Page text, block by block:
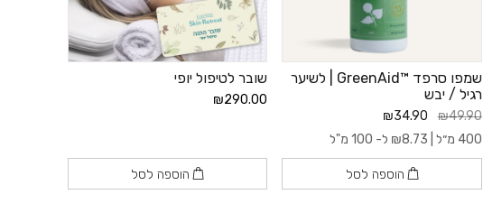
שמפו סרפד ™GreenAid | לשיער
רגיל / יבש
₪49.90
₪34.90
400 מ״ל |
₪8.73 ל- 100 מ"ל
הוספה לסל
שובר לטיפול יופי
₪290.00
הוספה לסל